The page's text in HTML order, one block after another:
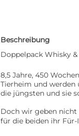
Beschreibung
Doppelpack Whisky
8,5 Jahre, 450
Tierheim und werden
die jüngsten und sie
Doch wir geben
für die beiden ihr